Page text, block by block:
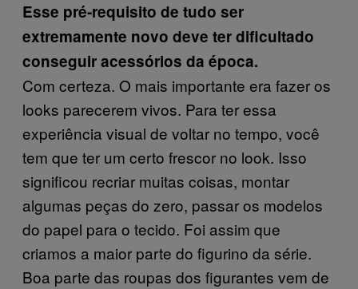
Esse pré-requisito de tudo ser
extremamente novo deve ter dificultado
conseguir acessórios da época.
Com certeza. O mais importante era fazer os
looks parecerem vivos. Para ter essa
experiência visual de voltar no tempo, você
tem que ter um certo frescor no look. Isso
significou recriar muitas coisas, montar
algumas peças do zero, passar os modelos
do papel para o tecido. Foi assim que
criamos a maior parte do figurino da série.
Boa parte das roupas dos figurantes vem de